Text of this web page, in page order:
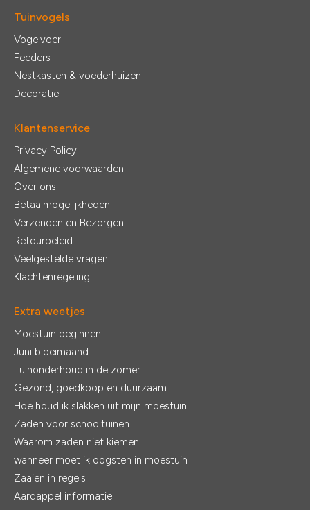
Tuinvogels
Vogelvoer
Feeders
Nestkasten & voederhuizen
Decoratie
Klantenservice
Privacy Policy
Algemene voorwaarden
Over ons
Betaalmogelijkheden
Verzenden en Bezorgen
Retourbeleid
Veelgestelde vragen
Klachtenregeling
Extra weetjes
Moestuin beginnen
Juni bloeimaand
Tuinonderhoud in de zomer
Gezond, goedkoop en duurzaam
Hoe houd ik slakken uit mijn moestuin
Zaden voor schooltuinen
Waarom zaden niet kiemen
wanneer moet ik oogsten in moestuin
Zaaien in regels
Aardappel informatie